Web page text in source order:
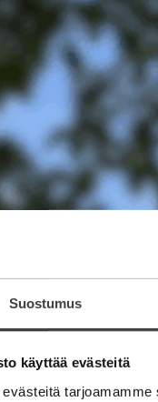
Suostumus
käyttää evästeitä